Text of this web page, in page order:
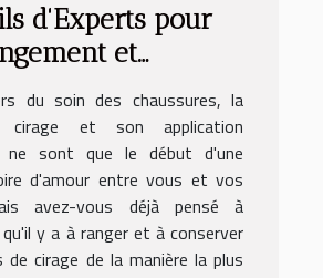
d'Experts pour
et
Produits de Cirage
du soin des chaussures, la
cirage et son application
ne sont que le début d'une
d'amour entre vous et vos
avez-vous déjà pensé à
y a à ranger et à conserver
cirage de la manière la plus